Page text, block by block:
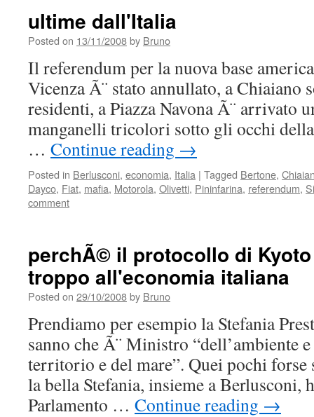
ultime dall'Italia
Posted on 13/11/2008by Bruno
Il referendum per la nuova base
Vicenza Ã¨ stato annullato, a Chiaiano
residenti, a Piazza Navona Ã¨ arrivato
manganelli tricolori sotto gli occhi
… Continue reading →
Posted in Berlusconi, economia, Italia | Tagged Bertone,
Dayco, Fiat, mafia, Motorola, Olivetti, Pininfarina, referendum,
comment
perchÃ© il protocollo di
troppo all'economia italiana
Posted on 29/10/2008by Bruno
Prendiamo per esempio la Stefania
sanno che Ã¨ Ministro “dell’ambiente
territorio e del mare”. Quei pochi forse
la bella Stefania, insieme a Berlusconi,
Parlamento … Continue reading →